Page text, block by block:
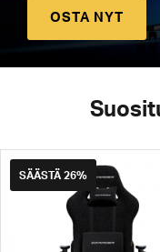
OSTA NYT
SÄÄSTÄ 26%